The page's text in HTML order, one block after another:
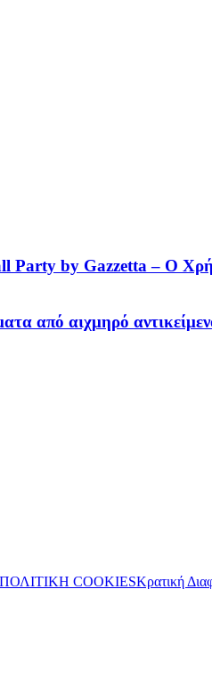
by Gazzetta – O
από αιχμηρό
ΠΟΛΙΤΙΚΗ COOKIESΚρατική